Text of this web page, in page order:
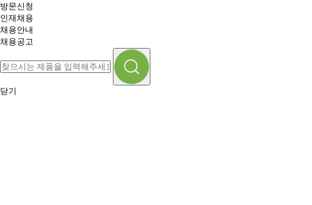
방문신청
인재채용
채용안내
채용공고
닫기